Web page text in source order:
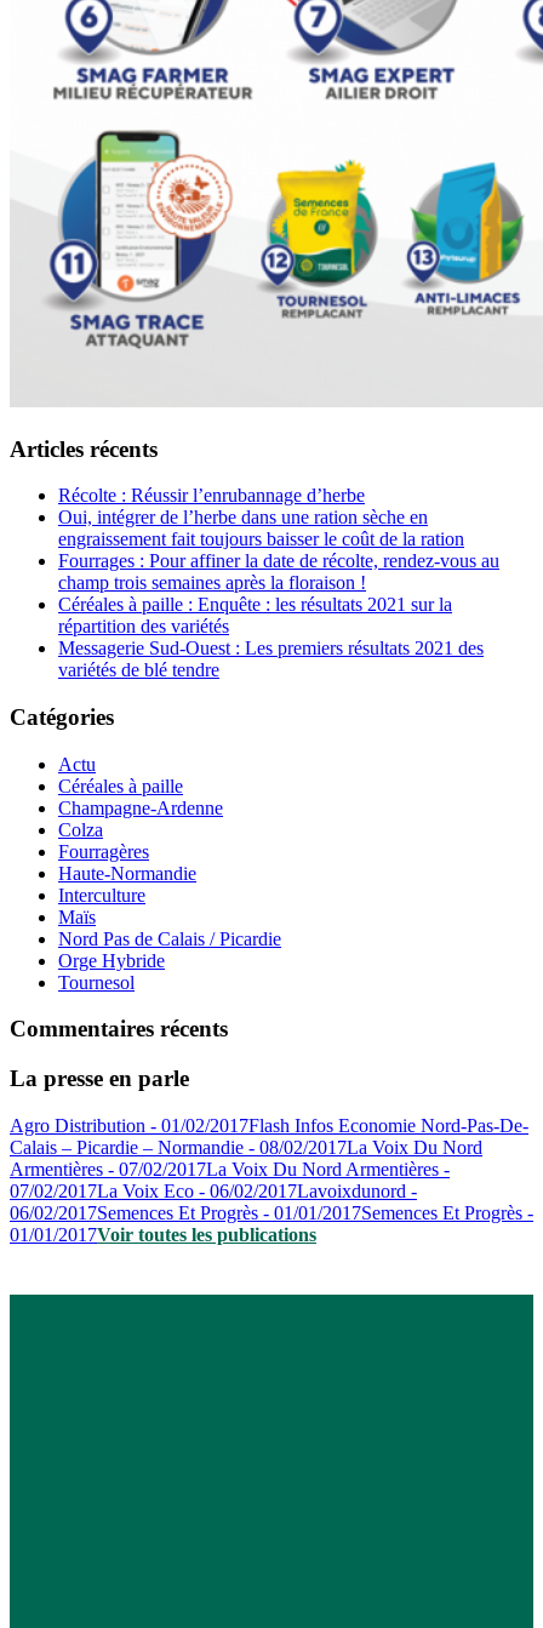
Articles récents
Récolte : Réussir l’enrubannage d’herbe
Oui, intégrer de l’herbe dans une ration sèche en
engraissement fait toujours baisser le coût de la ration
Fourrages : Pour affiner la date de récolte, rendez-vous au
champ trois semaines après la floraison !
Céréales à paille : Enquête : les résultats 2021 sur la
répartition des variétés
Messagerie Sud-Ouest : Les premiers résultats 2021 des
variétés de blé tendre
Catégories
Actu
Céréales à paille
Champagne-Ardenne
Colza
Fourragères
Haute-Normandie
Interculture
Maïs
Nord Pas de Calais / Picardie
Orge Hybride
Tournesol
Commentaires récents
La presse en parle
Agro Distribution - 01/02/2017Flash Infos Economie Nord-Pas-De-
Calais – Picardie – Normandie - 08/02/2017La Voix Du Nord
Armentières - 07/02/2017La Voix Du Nord Armentières -
07/02/2017La Voix Eco - 06/02/2017Lavoixdunord -
06/02/2017Semences Et Progrès - 01/01/2017Semences Et Progrès -
01/01/2017Voir toutes les publications